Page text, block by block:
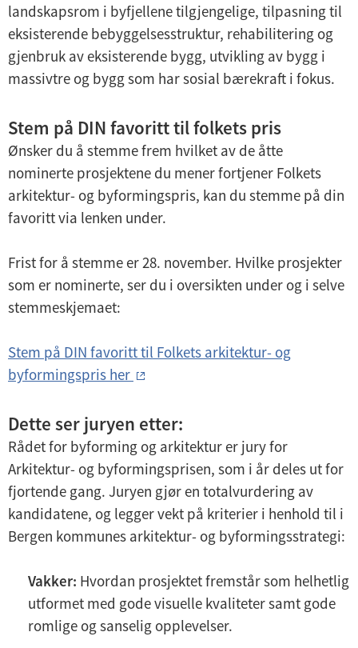
landskapsrom i byfjellene tilgjengelige, tilpasning til
eksisterende bebyggelsesstruktur, rehabilitering og
gjenbruk av eksisterende bygg, utvikling av bygg i
massivtre og bygg som har sosial bærekraft i fokus.
Stem på DIN favoritt til folkets pris
Ønsker du å stemme frem hvilket av de åtte
nominerte prosjektene du mener fortjener Folkets
arkitektur- og byformingspris, kan du stemme på din
favoritt via lenken under.
Frist for å stemme er 28. november. Hvilke prosjekter
som er nominerte, ser du i oversikten under og i selve
stemmeskjemaet:
Stem på DIN favoritt til Folkets arkitektur- og
byformingspris her
Dette ser juryen etter:
Rådet for byforming og arkitektur er jury for
Arkitektur- og byformingsprisen, som i år deles ut for
fjortende gang. Juryen gjør en totalvurdering av
kandidatene, og legger vekt på kriterier i henhold til i
Bergen kommunes arkitektur- og byformingsstrategi:
Vakker: Hvordan prosjektet fremstår som helhetlig
utformet med gode visuelle kvaliteter samt gode
romlige og sanselig opplevelser.